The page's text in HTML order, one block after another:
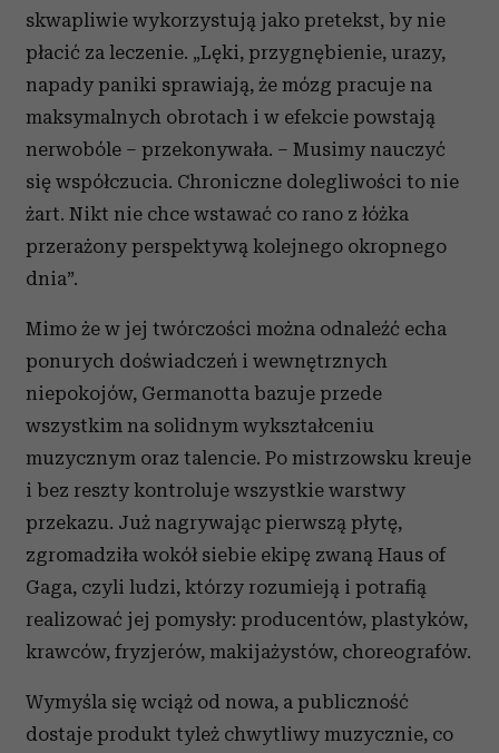
skwapliwie wykorzystują jako pretekst, by nie
płacić za leczenie. „Lęki, przygnębienie, urazy,
napady paniki sprawiają, że mózg pracuje na
maksymalnych obrotach i w efekcie powstają
nerwobóle – przekonywała. – Musimy nauczyć
się współczucia. Chroniczne dolegliwości to nie
żart. Nikt nie chce wstawać co rano z łóżka
przerażony perspektywą kolejnego okropnego
dnia”.
Mimo że w jej twórczości można odnaleźć echa
ponurych doświadczeń i wewnętrznych
niepokojów, Germanotta bazuje przede
wszystkim na solidnym wykształceniu
muzycznym oraz talencie. Po mistrzowsku kreuje
i bez reszty kontroluje wszystkie warstwy
przekazu. Już nagrywając pierwszą płytę,
zgromadziła wokół siebie ekipę zwaną Haus of
Gaga, czyli ludzi, którzy rozumieją i potrafią
realizować jej pomysły: producentów, plastyków,
krawców, fryzjerów, makijażystów, choreografów.
Wymyśla się wciąż od nowa, a publiczność
dostaje produkt tyleż chwytliwy muzycznie, co